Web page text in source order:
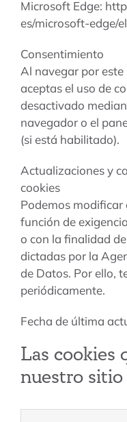
Microsoft Edge:
es/microsoft-edge/
Consentimiento
Al navegar por
aceptas el uso de
desactivado
navegador o el
(si está habilitado).
Actualizaciones y
cookies
Podemos modificar
función de
o con la finalidad
dictadas por la
de Datos. Por ello,
periódicamente.
Fecha de última
Las cookies
nuestro sitio